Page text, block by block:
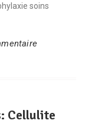
soins
Cellulite